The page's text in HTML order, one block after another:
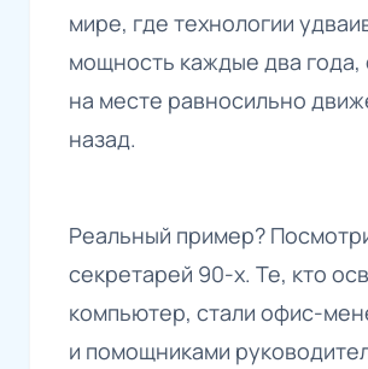
мире, где технологии
мощность каждые два года,
на месте равносильно
назад.
Реальный пример?
секретарей 90-х. Те, кто
компьютер, стали офис-
и помощниками